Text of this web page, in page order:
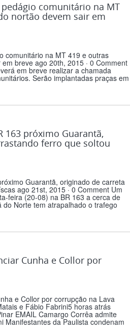
comunitário na MT
nortão devem sair em
comunitário na MT 419 e outras
breve ago 20th, 2015 · 0 Comment
em breve realizar a chamada
Serão implantadas praças em
163 próximo Guarantã,
ferro que soltou
Guarantã, originado de carreta
ago 21st, 2015 · 0 Comment Um
feira (20-08) na BR 163 a cerca de
Norte tem atrapalhado o trafego
Cunha e Collor por
e Collor por corrupção na Lava
e Fábio Fabrini5 horas atrás
EMAIL Camargo Corrêa admite
Manifestantes da Paulista condenam